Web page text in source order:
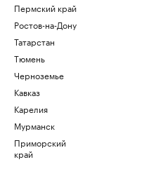
Пермский край
Ростов-на-Дону
Татарстан
Тюмень
Черноземье
Кавказ
Карелия
Мурманск
Приморский
край